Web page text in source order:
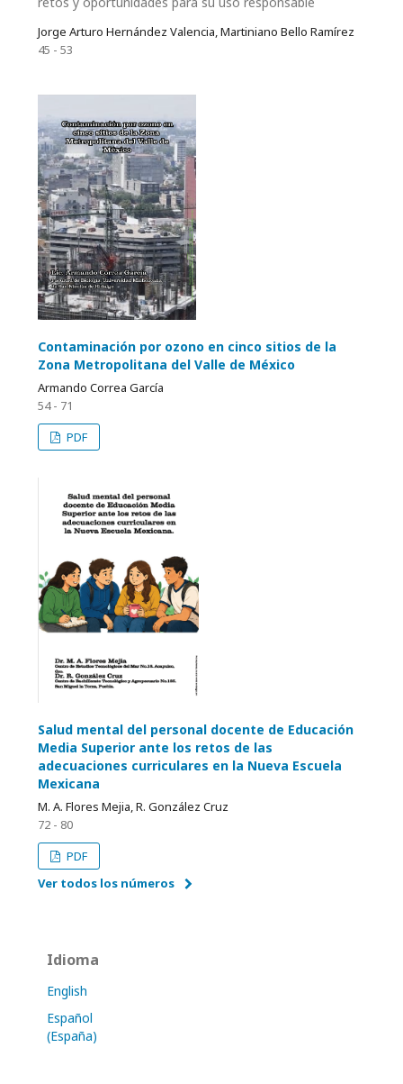
Jorge Arturo Hernández Valencia, Martiniano Bello Ramírez
45 - 53
Contaminación por ozono en cinco sitios de la
Zona Metropolitana del Valle de México
Armando Correa García
54 - 71
PDF
Salud mental del personal docente de Educación
Media Superior ante los retos de las
adecuaciones curriculares en la Nueva Escuela
Mexicana
M. A. Flores Mejia, R. González Cruz
72 - 80
PDF
Ver todos los números
Idioma
English
Español
(España)